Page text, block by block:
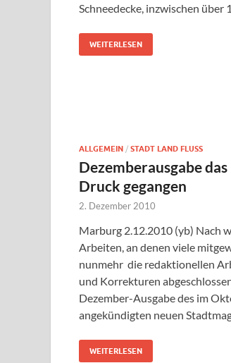
Schneedecke, inzwischen über
WEITERLESEN
ALLGEMEIN / STADT LAND FLUSS
Dezemberausgabe
Druck gegangen
2. Dezember 2010
Marburg 2.12.2010 (yb) Nach
Arbeiten, an denen viele
nunmehr die redaktionellen
und Korrekturen
Dezember-Ausgabe des im
angekündigten neuen
WEITERLESEN